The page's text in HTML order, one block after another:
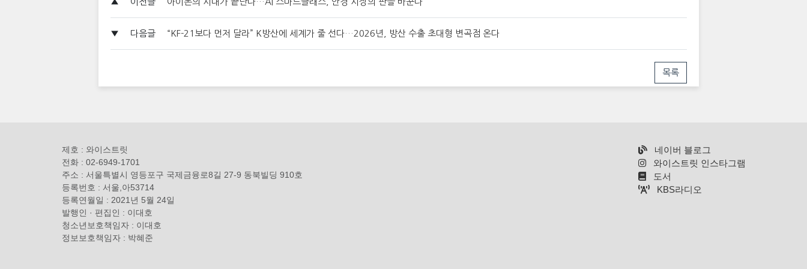
▼ 다음글 “KF-21보다 먼저 달라” K방산에 세계가 줄 선다…2026년, 방산 수출 초대형 변곡점 온다
목록
제호 : 와이스트릿
전화 : 02-6949-1701
주소 : 서울특별시 영등포구 국제금융로8길 27-9 동북빌딩 910호
등록번호 : 서울,아53714
등록연월일 : 2021년 5월 24일
발행인 · 편집인 : 이대호
청소년보호책임자 : 이대호
정보보호책임자 : 박혜준
네이버 블로그
와이스트릿 인스타그램
도서
KBS라디오